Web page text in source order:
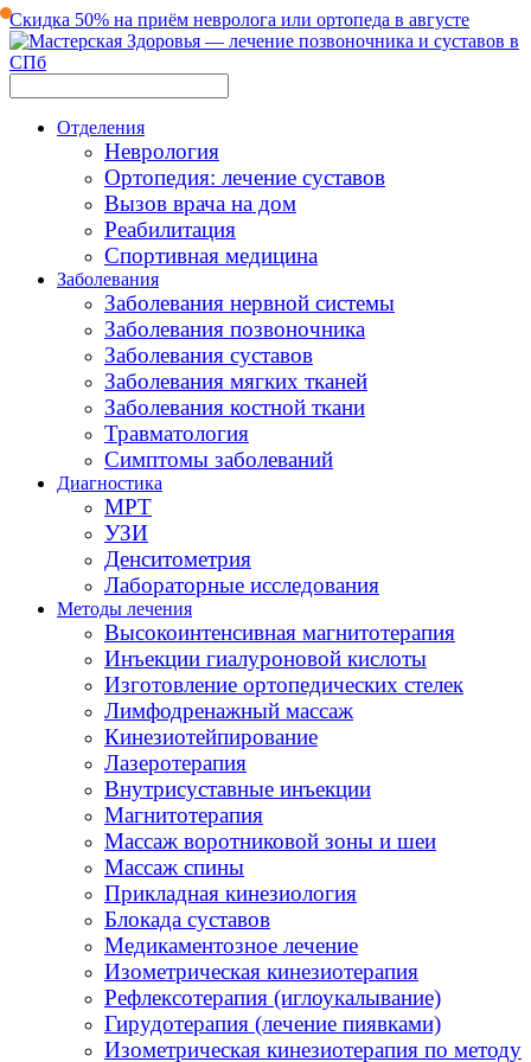
Скидка 50% на приём невролога или ортопеда в августе
Отделения
Неврология
Ортопедия: лечение суставов
Вызов врача на дом
Реабилитация
Спортивная медицина
Заболевания
Заболевания нервной системы
Заболевания позвоночника
Заболевания суставов
Заболевания мягких тканей
Заболевания костной ткани
Травматология
Симптомы заболеваний
Диагностика
МРТ
УЗИ
Денситометрия
Лабораторные исследования
Методы лечения
Высокоинтенсивная магнитотерапия
Инъекции гиалуроновой кислоты
Изготовление ортопедических стелек
Лимфодренажный массаж
Кинезиотейпирование
Лазеротерапия
Внутрисуставные инъекции
Магнитотерапия
Массаж воротниковой зоны и шеи
Массаж спины
Прикладная кинезиология
Блокада суставов
Медикаментозное лечение
Изометрическая кинезиотерапия
Рефлексотерапия (иглоукалывание)
Гирудотерапия (лечение пиявками)
Изометрическая кинезиотерапия по методу